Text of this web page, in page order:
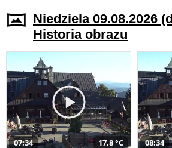
Niedziela 09.08.2026
Historia obrazu
07:34 17,8 °C 08:34